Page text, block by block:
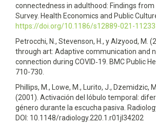
connectedness in adulthood: Findings from
Survey. Health Economics and Public
https://doi.org/10.1186/s12889-021-
Petrocchi, N., Stevenson, H., y Alzyood, M.
through art: Adaptive communication and
connection during COVID‑19. BMC Public
710-730.
Phillips, M., Lowe, M., Lurito, J., Dzemidzic,
(2001). Activación del lóbulo temporal:
género durante la escucha pasiva.
DOI: 10.1148/radiology.220.1.r01jl34202